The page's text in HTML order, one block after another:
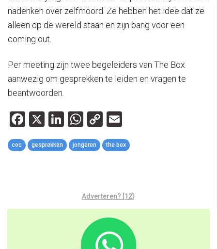
nadenken over zelfmoord. Ze hebben het idee dat ze
alleen op de wereld staan en zijn bang voor een
coming out.
Per meeting zijn twee begeleiders van The Box
aanwezig om gesprekken te leiden en vragen te
beantwoorden.
Facebook
X LinkedIn
WhatsApp
Copy
Link
coc gesprekken jongeren the box
Adverteren? [12]